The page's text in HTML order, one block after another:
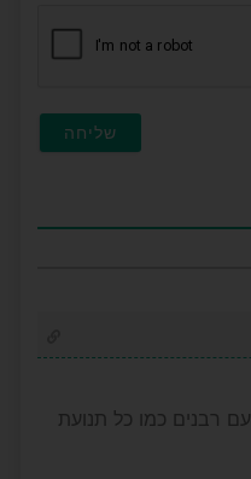
רבנים כמו כל תנועת